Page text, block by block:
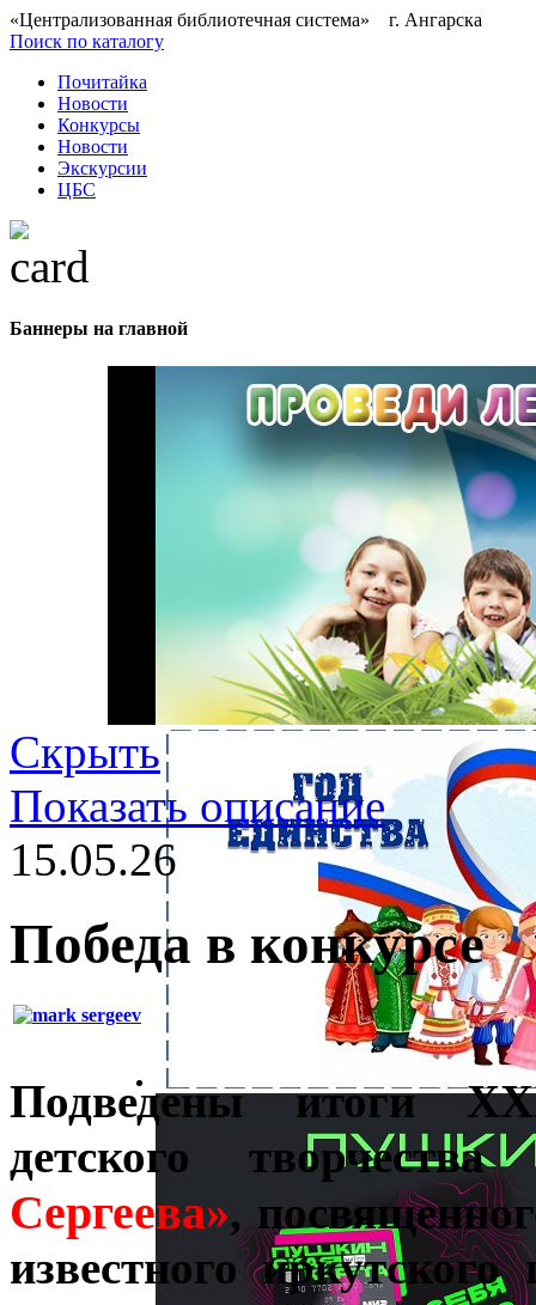
«Централизованная библиотечная система» г. Ангарска
Поиск по каталогу
Почитайка
Новости
Конкурсы
Новости
Экскурсии
ЦБС
Баннеры на главной
Скрыть
Показать описание
15.05.26
Победа в конкурсе
Подведены итоги
детского
Сергеева»,
известного